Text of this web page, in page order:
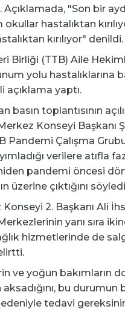
"Son bir
hastalıktan
kırılıyor" denildi.
Birliği (TTB) Aile
yolu hastalıklarına
açıklama yaptı.
basın toplantısının
Konseyi Başkanı
Pandemi Çalışma
verilere atıfla
pandemi öncesi
üzerine çıktığını
2. Başkanı Ali
yanı sıra
hizmetlerinde de
ve yoğun bakımların
aksadığını, bu durumun
tedavi